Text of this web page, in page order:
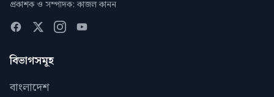
প্রকাশক ও সম্পাদক: কাজল কানন
বিভাগসমূহ
বাংলাদেশ